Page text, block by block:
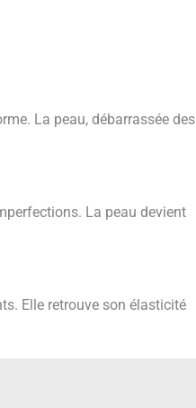
La peau, débarrassée des
La peau devient
Elle retrouve son élasticité